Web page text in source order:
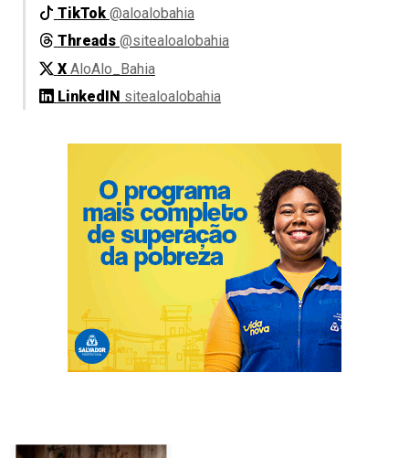
TikTok @aloalobahia
Threads @sitealoalobahia
X AloAlo_Bahia
LinkedIN sitealoalobahia